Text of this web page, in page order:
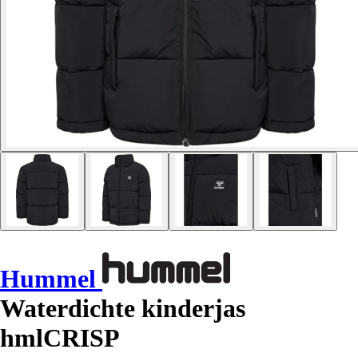
Hummel
Waterdichte kinderjas
hmlCRISP